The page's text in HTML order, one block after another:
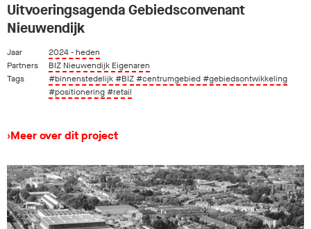
Uitvoeringsagenda Gebiedsconvenant
Nieuwendijk
Jaar
2024 - heden
Partners
BIZ Nieuwendijk Eigenaren
Tags
#binnenstedelijk#BIZ#centrumgebied#gebiedsontwikkeling
#positionering#retail
›Meer over dit project